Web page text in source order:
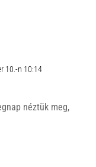
10.-n 10:14
néztük meg,